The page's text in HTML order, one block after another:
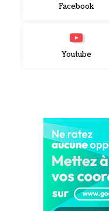
Facebook
Youtube